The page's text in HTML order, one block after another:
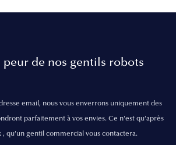
peur de nos gentils robots
email, nous vous enverrons uniquement des
parfaitement à vos envies. Ce n'est qu'après
, qu'un gentil commercial vous contactera.